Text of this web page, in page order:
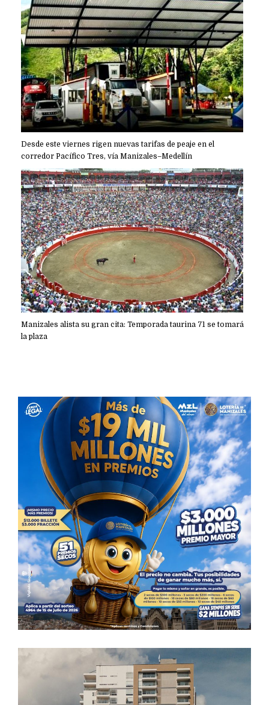
Desde este viernes rigen nuevas tarifas de peaje en el
corredor Pacífico Tres, vía Manizales–Medellín
Manizales alista su gran cita: Temporada taurina 71 se tomará
la plaza